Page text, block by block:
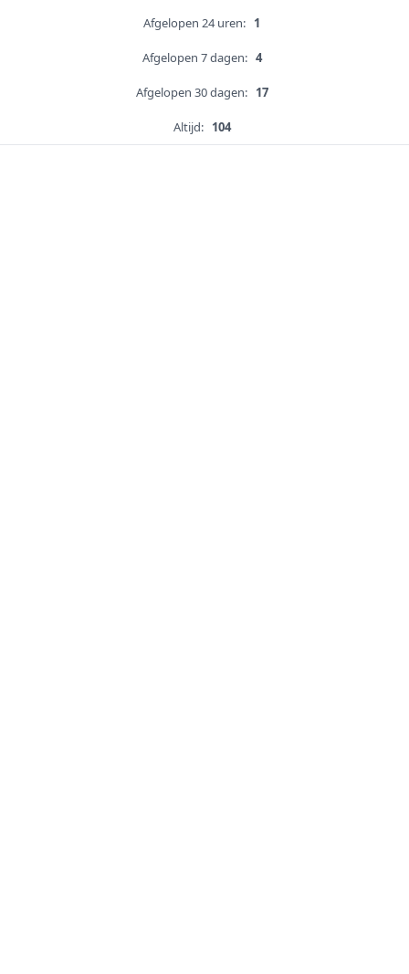
Afgelopen 24 uren: 1
Afgelopen 7 dagen: 4
Afgelopen 30 dagen: 17
Altijd: 104